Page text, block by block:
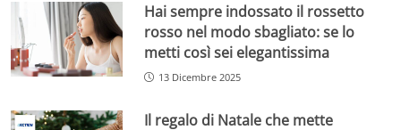
Hai sempre indossato il rossetto
rosso nel modo sbagliato: se lo
metti così sei elegantissima
13 Dicembre 2025
Il regalo di Natale che mette